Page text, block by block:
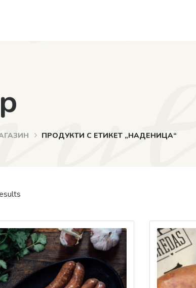
ПРОДУКТИ С ЕТИКЕТ „НАДЕНИЦА“